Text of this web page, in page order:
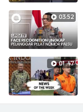
03:52
01:47